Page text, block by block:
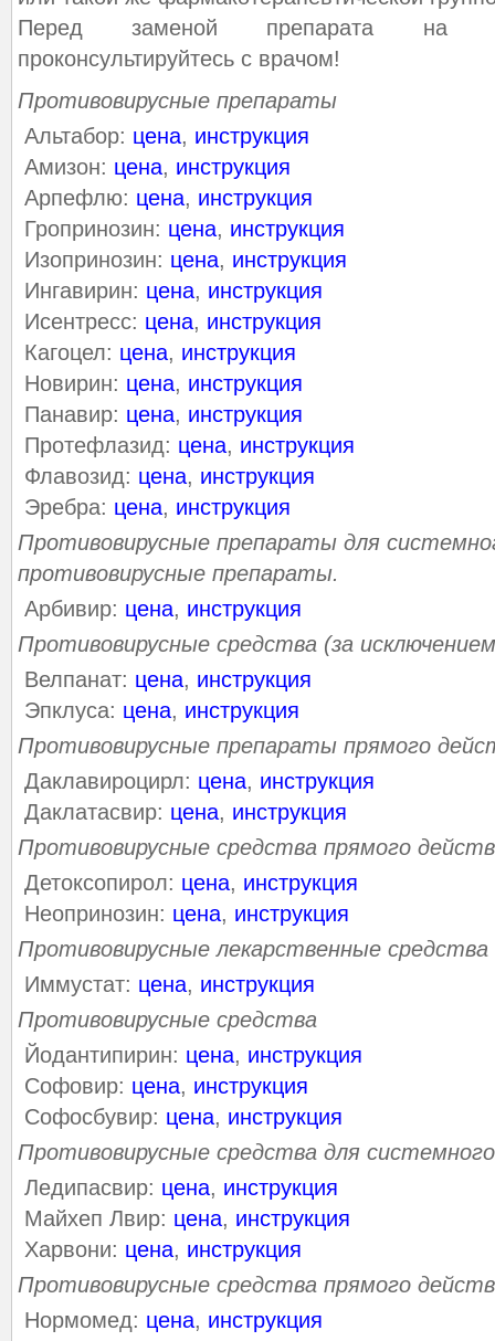
Перед заменой препарата на
проконсультируйтесь с врачом!
Противовирусные препараты
Альтабор: цена, инструкция
Амизон: цена, инструкция
Арпефлю: цена, инструкция
Гропринозин: цена, инструкция
Изопринозин: цена, инструкция
Ингавирин: цена, инструкция
Исентресс: цена, инструкция
Кагоцел: цена, инструкция
Новирин: цена, инструкция
Панавир: цена, инструкция
Протефлазид: цена, инструкция
Флавозид: цена, инструкция
Эребра: цена, инструкция
Противовирусные препараты для
противовирусные препараты.
Арбивир: цена, инструкция
Противовирусные средства (за
Велпанат: цена, инструкция
Эпклуса: цена, инструкция
Противовирусные препараты прямого
Даклавироцирл: цена, инструкция
Даклатасвир: цена, инструкция
Противовирусные средства прямого
Детоксопирол: цена, инструкция
Неопринозин: цена, инструкция
Противовирусные лекарственные средства
Иммустат: цена, инструкция
Противовирусные средства
Йодантипирин: цена, инструкция
Софовир: цена, инструкция
Софосбувир: цена, инструкция
Противовирусные средства для
Ледипасвир: цена, инструкция
Майхеп Лвир: цена, инструкция
Харвони: цена, инструкция
Противовирусные средства прямого
Нормомед: цена, инструкция